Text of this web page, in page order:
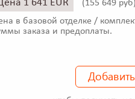
1 641 EUR (155 649 руб)
в базовой отделке /
заказа и предоплаты.